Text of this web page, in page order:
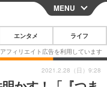
CLOSE
MENU
エンタメ ライフ
2021.2.28（日）9:28